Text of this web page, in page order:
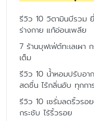
รีวิว 10 วิตามินบีรวม
ร่างกาย แก้อ่อนเพลีย
7 ร้านบุฟเฟ่ต์ทะเลเผ
เต็ม
รีวิว 10 น้ำหอมปรับอา
สดชื่น ไร้กลิ่นอับ ทุกกา
รีวิว 10 เซรั่มลดริ้วร
กระชับ ไร้ริ้วรอย